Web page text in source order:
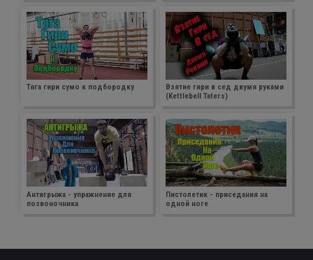
Тяга гири сумо к подбородку
Взятие гири в сед двумя руками
(Kettlebell Taters)
Антигрыжа - упражнение для
позвоночника
Пистолетик - приседания на
одной ноге